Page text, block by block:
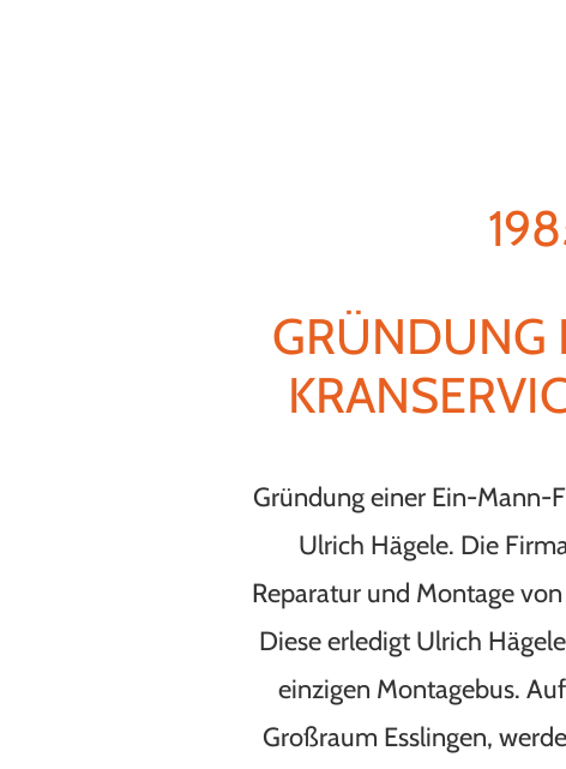
GRÜNDUNG
Gründung einer Ein-Mann-
Ulrich Hägele. Die
Reparatur und Montage
Diese erledigt Ulrich
einzigen Montagebus.
Großraum Esslingen,